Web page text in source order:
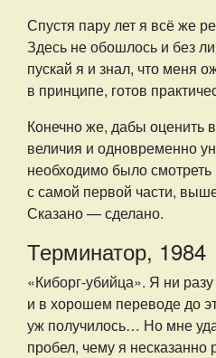
Спустя пару лет я всё же
Здесь не обошлось и без
пускай я и знал, что меня
в принципе, готов
Конечно же, дабы оценить
величия и одновременно
необходимо было
с самой первой части,
Сказано — сделано.
Терминатор, 1984
«Киборг-убийца». Я ни
и в хорошем переводе до
уж получилось… Но мне
пробел, чему я несказанно